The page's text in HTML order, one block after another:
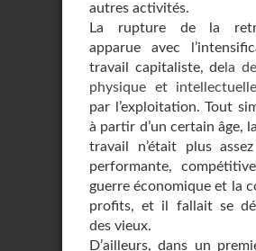
autres activités.
La rupture de la
apparue avec
travail capitaliste, de la
physique et intellectuelle
par l’exploitation. Tout
à partir d’un certain âge,
travail n’était plus
performante,
guerre économique et la
profits, et il fallait se
des vieux.
D’ailleurs, dans un